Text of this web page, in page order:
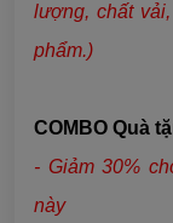
lượng, chất
phẩm.)
COMBO Quà
- Giảm 30%
này